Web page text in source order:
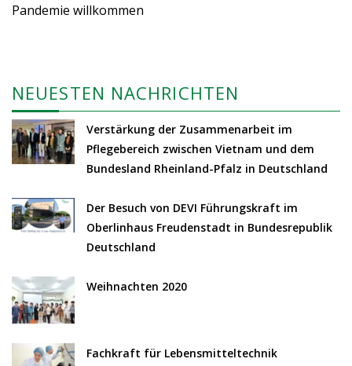
Pandemie willkommen
NEUESTEN NACHRICHTEN
Verstärkung der Zusammenarbeit im
Pflegebereich zwischen Vietnam und dem
Bundesland Rheinland-Pfalz in Deutschland
Der Besuch von DEVI Führungskraft im
Oberlinhaus Freudenstadt in Bundesrepublik
Deutschland
Weihnachten 2020
Fachkraft für Lebensmitteltechnik